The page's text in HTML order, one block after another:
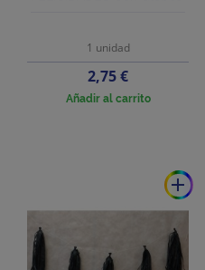
1 unidad
Precio
2,75 €
Añadir al carrito
add